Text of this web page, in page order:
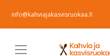
info@kahviajakasvisruokaa.fi